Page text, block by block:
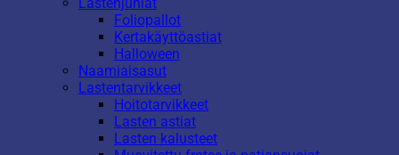
Foliopallot
Kertakäyttöastiat
Halloween
Naamiaisasut
Lastentarvikkeet
Hoitotarvikkeet
Lasten astiat
Lasten kalusteet